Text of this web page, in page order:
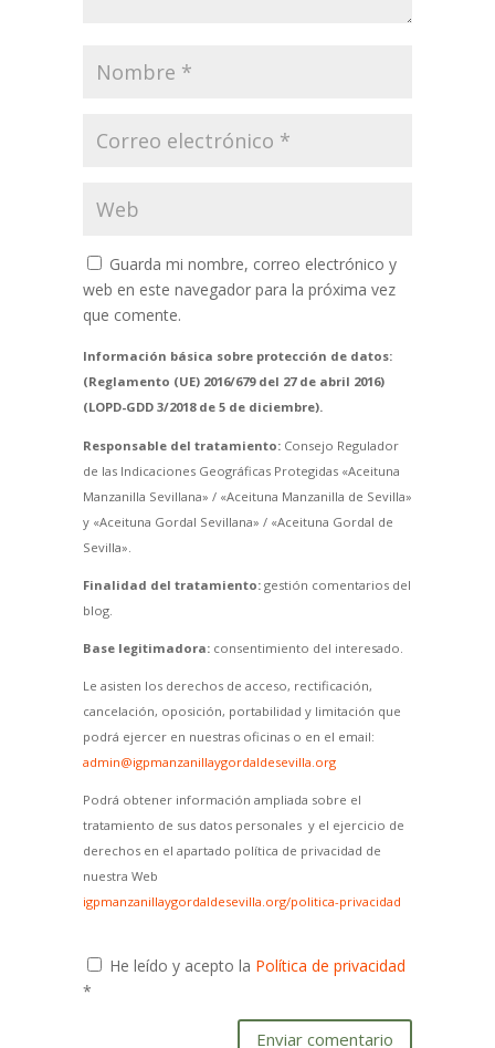
Guarda mi nombre, correo electrónico y
web en este navegador para la próxima vez
que comente.
Información básica sobre protección de datos:
(Reglamento (UE) 2016/679 del 27 de abril 2016)
(LOPD-GDD 3/2018 de 5 de diciembre).
Responsable del tratamiento:Consejo Regulador
de las Indicaciones Geográficas Protegidas «Aceituna
Manzanilla Sevillana» / «Aceituna Manzanilla de Sevilla»
y «Aceituna Gordal Sevillana» / «Aceituna Gordal de
Sevilla».
Finalidad del tratamiento:gestión comentarios del
blog.
Base legitimadora:consentimiento del interesado.
Le asisten los derechos de acceso, rectificación,
cancelación, oposición, portabilidad y limitación que
podrá ejercer en nuestras oficinas o en el email:
admin@igpmanzanillaygordaldesevilla.org
Podrá obtener información ampliada sobre el
tratamiento de sus datos personales y el ejercicio de
derechos en el apartado política de privacidad de
nuestra Web
igpmanzanillaygordaldesevilla.org/politica-privacidad
He leído y acepto la Política de privacidad
*
Enviar comentario